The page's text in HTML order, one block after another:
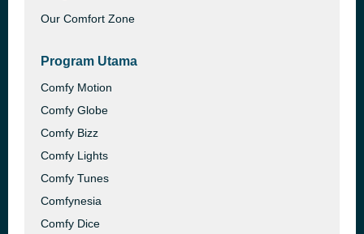
Our Comfort Zone
Program Utama
Comfy Motion
Comfy Globe
Comfy Bizz
Comfy Lights
Comfy Tunes
Comfynesia
Comfy Dice